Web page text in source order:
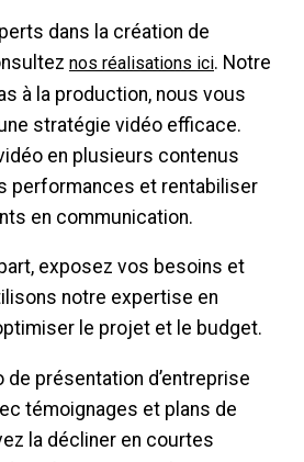
dans la création de
nos réalisations ici. Notre
à la production, nous vous
stratégie vidéo efficace.
en plusieurs contenus
performances et rentabiliser
en communication.
exposez vos besoins et
notre expertise en
le projet et le budget.
de présentation d’entreprise
témoignages et plans de
la décliner en courtes